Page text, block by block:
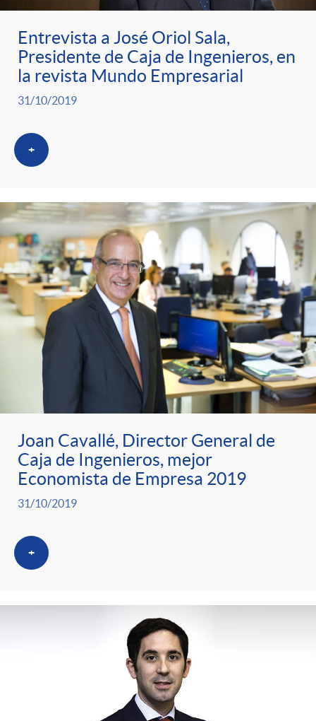
Entrevista a José Oriol Sala,
Presidente de Caja de Ingenieros, en
la revista Mundo Empresarial
31/10/2019
+
Joan Cavallé, Director General de
Caja de Ingenieros, mejor
Economista de Empresa 2019
31/10/2019
+